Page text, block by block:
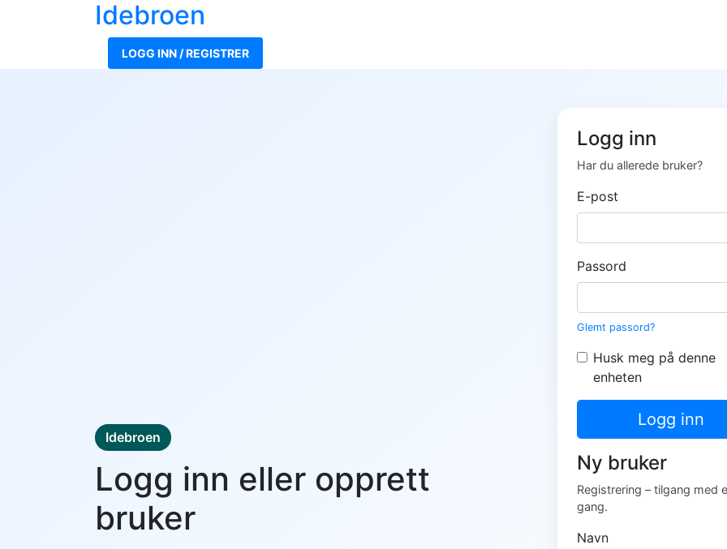
Idebroen
LOGG INN / REGISTRER
Idebroen
Logg inn eller opprett
bruker
Logg inn
Har du allerede bruker?
E-post
Passord
Glemt passord?
Husk meg på denne
enheten
Logg inn
Ny bruker
Registrering – tilgang med
gang.
Navn